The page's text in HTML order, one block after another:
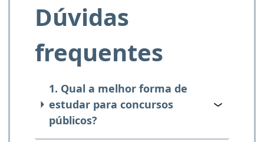
Dúvidas
frequentes
1. Qual a melhor forma de
estudar para concursos
públicos?